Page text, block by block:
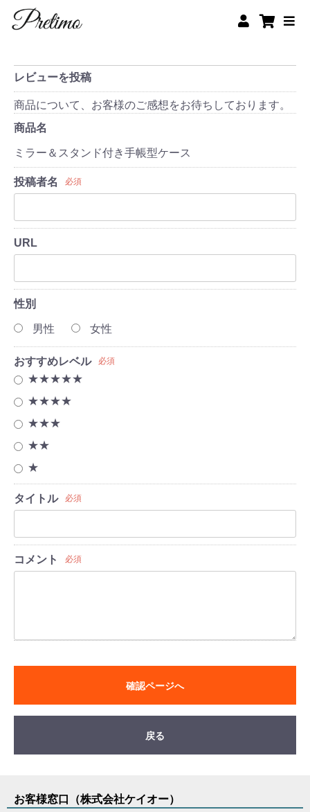
レビューを投稿
商品について、お客様のご感想をお待ちしております。
商品名
ミラー＆スタンド付き手帳型ケース
投稿者名 必須
URL
性別
男性 女性
おすすめレベル 必須
★★★★★
★★★★
★★★
★★
★
タイトル 必須
コメント 必須
確認ページへ
戻る
お客様窓口（株式会社ケイオー）